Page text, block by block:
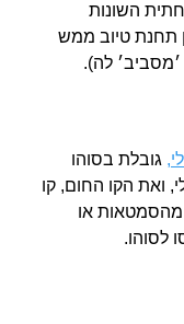
השונות
תחנת טיוב ממש
׳מסביב׳ לה).
גובלת בסוהו
ואת הקו החום, קו
מהסמטאות או